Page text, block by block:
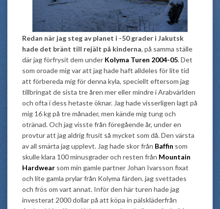
Redan när jag steg av planet i -50 grader i Jakutsk
hade det bränt till rejält på kinderna, på samma ställe
där jag förfrysit dem under Kolyma Turen 2004-05. Det
som oroade mig var att jag hade haft alldeles för lite tid
att förbereda mig för denna kyla, speciellt eftersom jag
tillbringat de sista tre åren mer eller mindre i Arabvärlden
och ofta i dess hetaste öknar. Jag hade visserligen lagt på
mig 16 kg på tre månader, men kände mig tung och
otränad. Och jag visste från föregående år, under en
provtur att jag aldrig frusit så mycket som då. Den värsta
av all smärta jag upplevt. Jag hade skor från Baffin som
skulle klara 100 minusgrader och resten från Mountain
Hardwear som min gamle partner Johan Ivarsson fixat
och lite gamla prylar från Kolyma färden. jag svettades
och frös om vart annat. Inför den här turen hade jag
investerat 2000 dollar på att köpa in pälskläderfrån